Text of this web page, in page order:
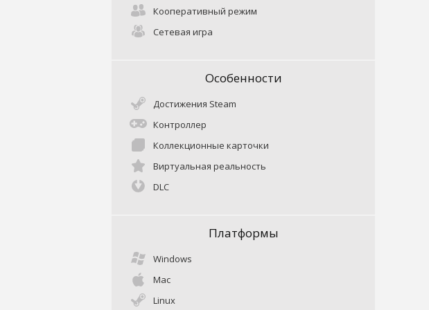
Кооперативный режим
Сетевая игра
Особенности
Достижения Steam
Контроллер
Коллекционные карточки
Виртуальная реальность
DLC
Платформы
Windows
Mac
Linux